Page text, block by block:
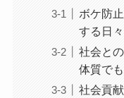
ボケ防
する日々
社会と
体質で
社会貢